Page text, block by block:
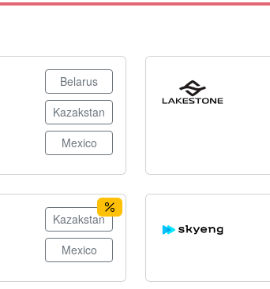
Belarus
Kazakstan
Mexico
Kazakstan
Mexico